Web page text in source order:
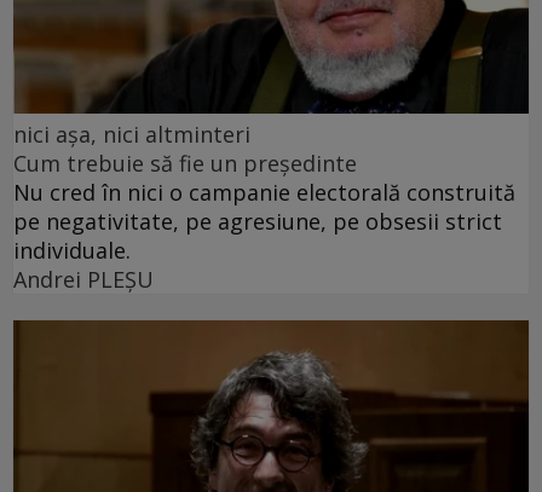
nici așa, nici altminteri
Cum trebuie să fie un președinte
Nu cred în nici o campanie electorală construită
pe negativitate, pe agresiune, pe obsesii strict
individuale.
Andrei PLEŞU